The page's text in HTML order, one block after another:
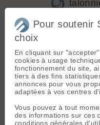
Nouveau sujet
MarcO- Le 27/03/2010
Bonjour,
Je suis intéressé par une
la schia :
www.schiameccanica.com/
Je voudrais cependant
Pour soutenir
choix
En cliquant sur
cookies à usage
fonctionnement du site,
tiers à des fins
annonces pour vous
adaptées à vos centres
Vous pouvez à tout
des informations sur ces
conditions générales